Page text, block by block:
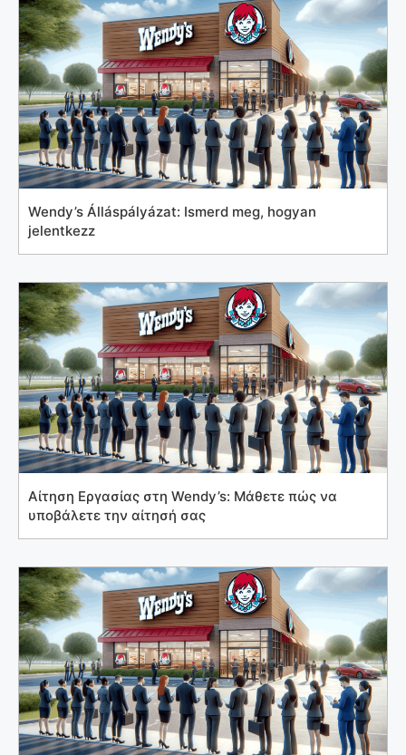
Wendy’s Álláspályázat: Ismerd meg, hogyan
jelentkezz
Αίτηση Εργασίας στη Wendy’s: Μάθετε πώς να
υποβάλετε την αίτησή σας